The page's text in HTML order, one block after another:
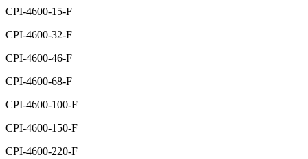
CPI-4600-15-F
CPI-4600-32-F
CPI-4600-46-F
CPI-4600-68-F
CPI-4600-100-F
CPI-4600-150-F
CPI-4600-220-F